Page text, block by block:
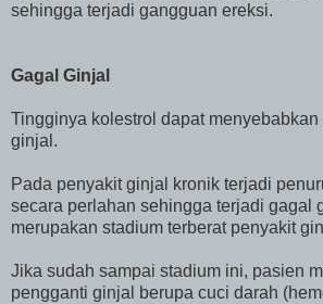
sehingga terjadi gangguan ereksi.
Gagal Ginjal
Tingginya kolestrol dapat menyebabkan
ginjal.
Pada penyakit ginjal kronik terjadi
secara perlahan sehingga terjadi gagal
merupakan stadium terberat penyakit
Jika sudah sampai stadium ini, pasien
pengganti ginjal berupa cuci darah